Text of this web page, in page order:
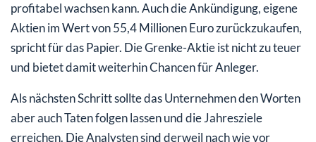
profitabel wachsen kann. Auch die Ankündigung, eigene
Aktien im Wert von 55,4 Millionen Euro zurückzukaufen,
spricht für das Papier. Die Grenke-Aktie ist nicht zu teuer
und bietet damit weiterhin Chancen für Anleger.
Als nächsten Schritt sollte das Unternehmen den Worten
aber auch Taten folgen lassen und die Jahresziele
erreichen. Die Analysten sind derweil nach wie vor